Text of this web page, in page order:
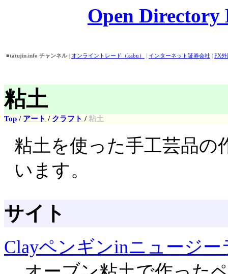
Open
■tatujin.info チャンネル| オンライントレード（kabu） | インターネット証券会社 | FX
粘土
Top / アート / クラフト /粘土
粘土を使った手工芸品の
います。
サイト
Clayペンギンinニュージー